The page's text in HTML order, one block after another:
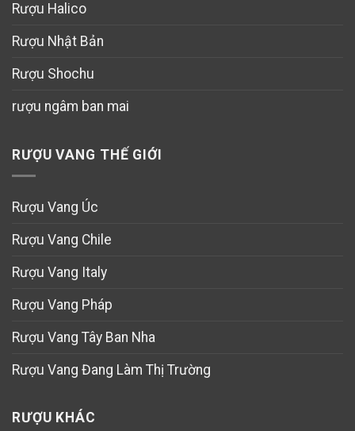
Rượu Halico
Rượu Nhật Bản
Rượu Shochu
rượu ngâm ban mai
RƯỢU VANG THẾ GIỚI
Rượu Vang Úc
Rượu Vang Chile
Rượu Vang Italy
Rượu Vang Pháp
Rượu Vang Tây Ban Nha
Rượu Vang Đang Làm Thị Trường
RƯỢU KHÁC